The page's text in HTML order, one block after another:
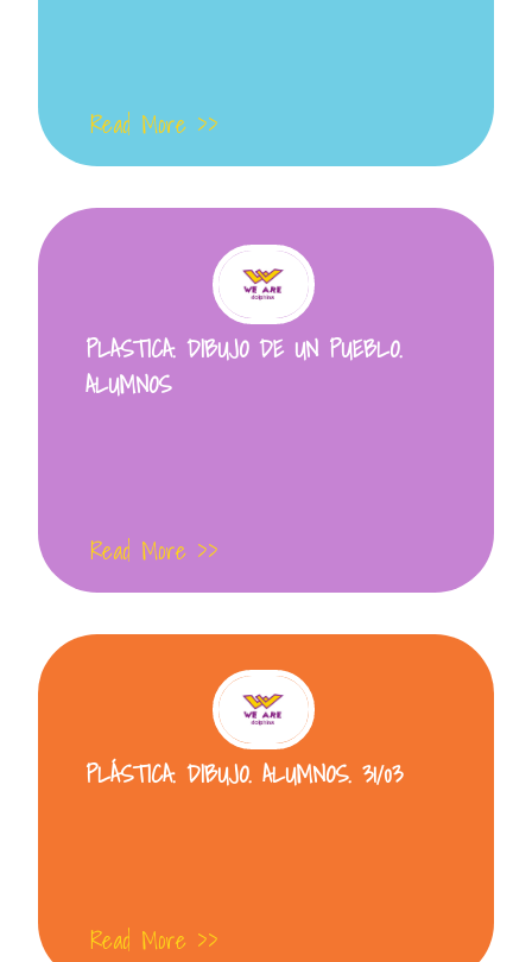
Read More >>
PLASTICA. DIBUJO DE UN PUEBLO.
ALUMNOS
Read More >>
PLÁSTICA. DIBUJO. ALUMNOS. 31/03
Read More >>